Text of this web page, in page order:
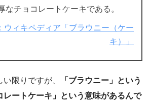
なチョコレートケーキである。
ウィキペディア「ブラウニー（ケー
キ）」
限りですが、
「ブラウニー」という
レートケーキ」という意味があるんで